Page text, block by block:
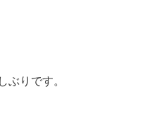
ぶりです。